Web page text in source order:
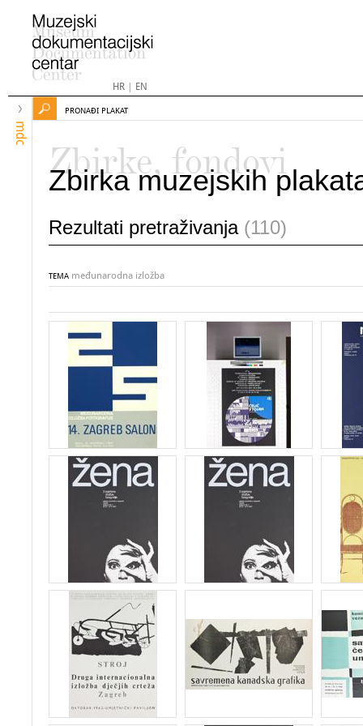
HR| EN
mdc
PRONAĐI PLAKAT
Zbirke, fondovi
Zbirka muzejskih
Rezultati pretraživanja (110)
TEMA međunarodna izložba